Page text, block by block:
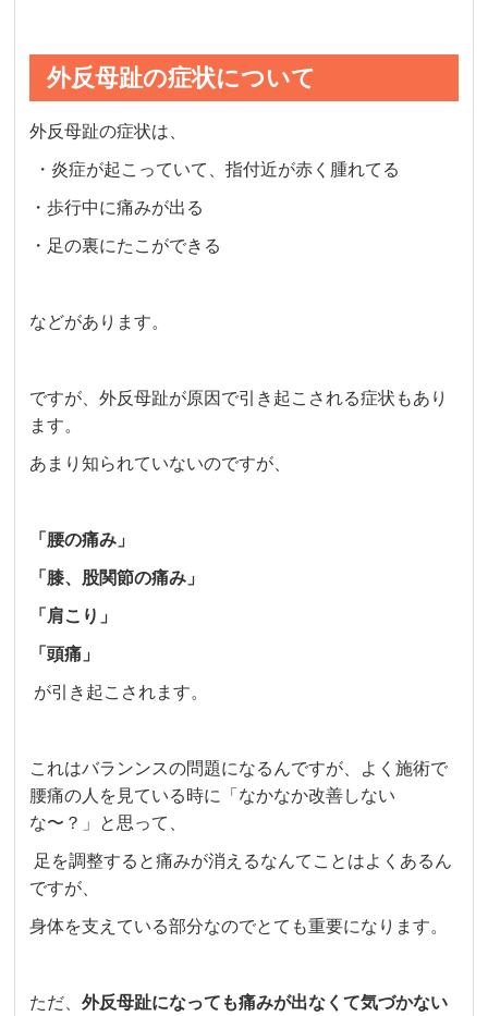
外反母趾の症状について
外反母趾の症状は、
・炎症が起こっていて、指付近が赤く腫れてる
・歩行中に痛みが出る
・足の裏にたこができる
などがあります。
ですが、外反母趾が原因で引き起こされる症状もあり
ます。
あまり知られていないのですが、
「腰の痛み」
「膝、股関節の痛み」
「肩こり」
「頭痛」
が引き起こされます。
これはバランンスの問題になるんですが、よく施術で
腰痛の人を見ている時に「なかなか改善しない
な〜？」と思って、
足を調整すると痛みが消えるなんてことはよくあるん
ですが、
身体を支えている部分なのでとても重要になります。
ただ、外反母趾になっても痛みが出なくて気づかない